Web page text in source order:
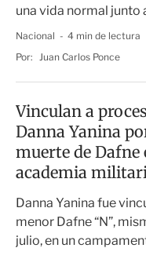
una vida normal junto
Nacional
4 min de lectura
Por: Juan Carlos Ponce
Vinculan a
Danna Yanina
muerte de Dafne
academia
Danna Yanina fue
menor Dafne “N”,
julio, en un